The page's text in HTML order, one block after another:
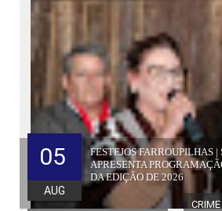
FESTEJOS FARROUPILHAS
APRESENTA
DA EDIÇÃO DE 2026
05
AUG
CRIME